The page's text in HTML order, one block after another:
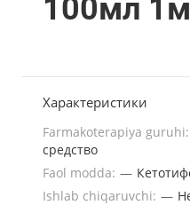
100мл
Характеристики
Farmakoterapiya guruhi:
средство
Faol modda: —
Ishlab chiqaruvchi: —